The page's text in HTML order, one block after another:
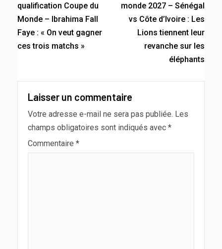
qualification Coupe du
Monde – Ibrahima Fall
Faye : « On veut gagner
ces trois matchs »
monde 2027 – Sénégal
vs Côte d’Ivoire : Les
Lions tiennent leur
revanche sur les
éléphants
Laisser un commentaire
Votre adresse e-mail ne sera pas publiée. Les
champs obligatoires sont indiqués avec *
Commentaire *